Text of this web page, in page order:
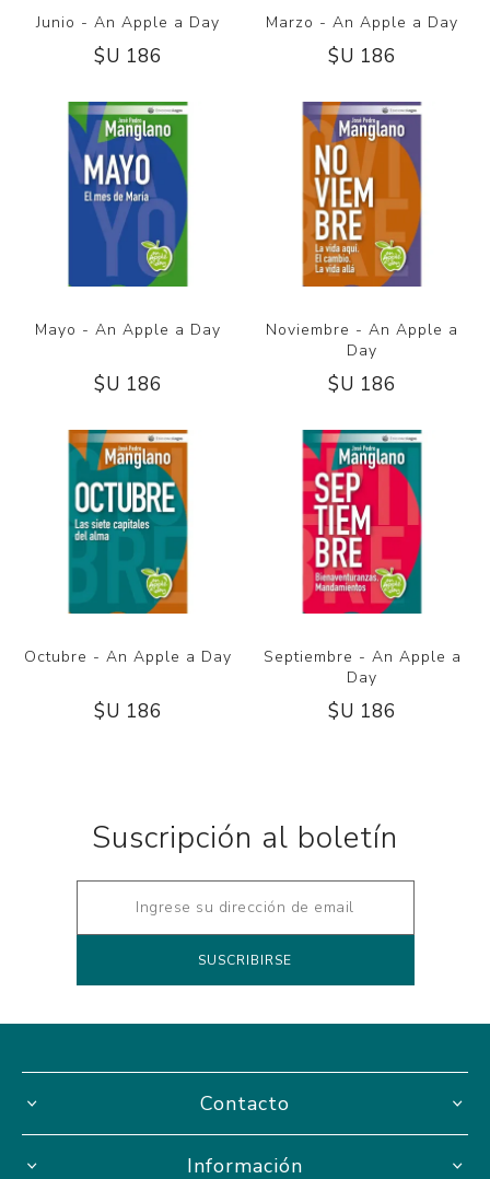
Junio - An Apple a Day
$U 186
Marzo - An Apple a Day
$U 186
Mayo - An Apple a Day
$U 186
Noviembre - An Apple a
Day
$U 186
Octubre - An Apple a Day
$U 186
Septiembre - An Apple a
Day
$U 186
Suscripción al boletín
Contacto
Información